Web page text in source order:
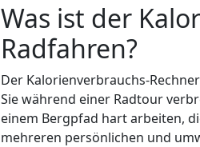
Was ist der
Radfahren?
Der Kalorienverbrauchs-
Sie während einer Radtour
einem Bergpfad hart arbeiten,
mehreren persönlichen und